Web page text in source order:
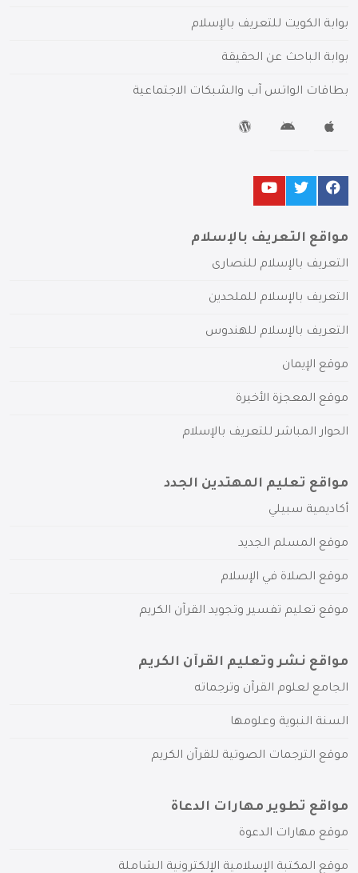
بوابة الكويت للتعريف بالإسلام
بوابة الباحث عن الحقيقة
بطاقات الواتس آب والشبكات الاجتماعية
مواقع التعريف بالإسلام
التعريف بالإسلام للنصارى
التعريف بالإسلام للملحدين
التعريف بالإسلام للهندوس
موقع الإيمان
موقع المعجزة الأخيرة
الحوار المباشر للتعريف بالإسلام
مواقع تعليم المهتدين الجدد
أكاديمية سبيلي
موقع المسلم الجديد
موقع الصلاة في الإسلام
موقع تعليم تفسير وتجويد القرآن الكريم
مواقع نشر وتعليم القرآن الكريم
الجامع لعلوم القرآن وترجماته
السنة النبوية وعلومها
موقع الترجمات الصوتية للقرآن الكريم
مواقع تطوير مهارات الدعاة
موقع مهارات الدعوة
موقع المكتبة الإسلامية الإلكترونية الشاملة